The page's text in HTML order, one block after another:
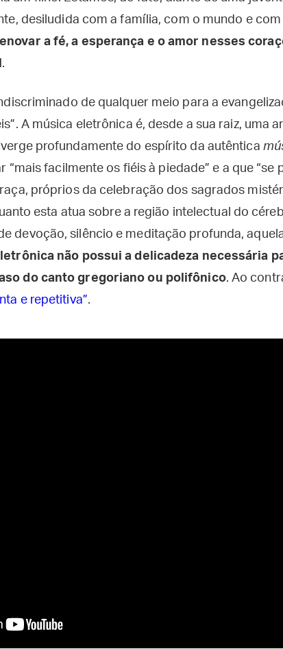
desiludida com a família, com o mundo e com
a fé, a esperança e o amor nesses
.
de qualquer meio para a
A música eletrônica é, desde a sua raiz, uma
profundamente do espírito da autêntica
“mais facilmente os fiéis à piedade” e a que “se
próprios da celebração dos sagrados
esta atua sobre a região intelectual do
devoção, silêncio e meditação profunda,
não possui a delicadeza necessária
do canto gregoriano ou polifônico. Ao
e repetitiva”.